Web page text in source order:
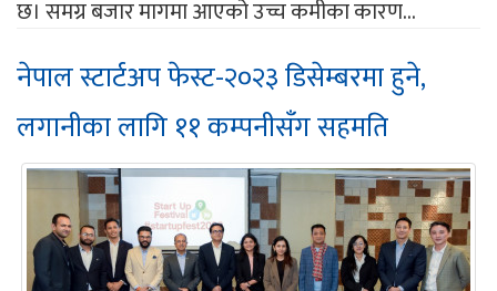
छ। समग्र बजार मागमा आएको उच्च कमीका कारण...
नेपाल स्टार्टअप फेस्ट-२०२३ डिसेम्बरमा हुने,
लगानीका लागि ११ कम्पनीसँग सहमति